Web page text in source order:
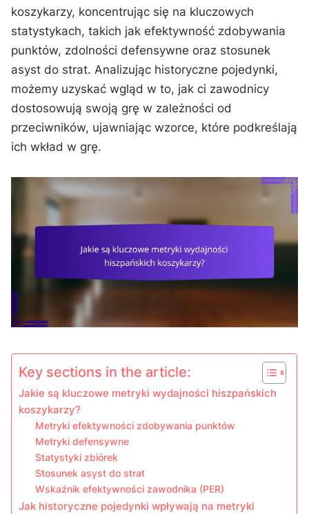
koszykarzy, koncentrując się na kluczowych
statystykach, takich jak efektywność zdobywania
punktów, zdolności defensywne oraz stosunek
asyst do strat. Analizując historyczne pojedynki,
możemy uzyskać wgląd w to, jak ci zawodnicy
dostosowują swoją grę w zależności od
przeciwników, ujawniając wzorce, które podkreślają
ich wkład w grę.
Key sections in the article:
Jakie są kluczowe metryki wydajności hiszpańskich
koszykarzy?
Metryki efektywności zdobywania punktów
Metryki defensywne
Statystyki zbiórek
Stosunek asyst do strat
Wskaźnik efektywności zawodnika (PER)
Jak historyczne pojedynki wpływają na metryki